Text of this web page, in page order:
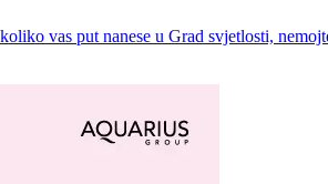
vas put nanese u Grad svjetlosti,